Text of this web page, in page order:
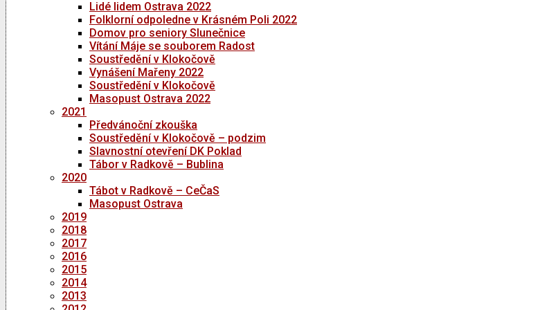
Lidé lidem Ostrava 2022
Folklorní odpoledne v Krásném Poli 2022
Domov pro seniory Slunečnice
Vítání Máje se souborem Radost
Soustředění v Klokočově
Vynášení Mařeny 2022
Soustředění v Klokočově
Masopust Ostrava 2022
2021
Předvánoční zkouška
Soustředění v Klokočově – podzim
Slavnostní otevření DK Poklad
Tábor v Radkově – Bublina
2020
Tábot v Radkově – CeČaS
Masopust Ostrava
2019
2018
2017
2016
2015
2014
2013